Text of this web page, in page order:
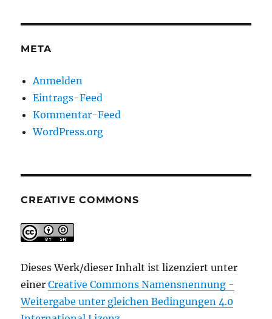
META
Anmelden
Eintrags-Feed
Kommentar-Feed
WordPress.org
CREATIVE COMMONS
Dieses Werk/dieser Inhalt ist lizenziert unter
einerCreative Commons Namensnennung -
Weitergabe unter gleichen Bedingungen 4.0